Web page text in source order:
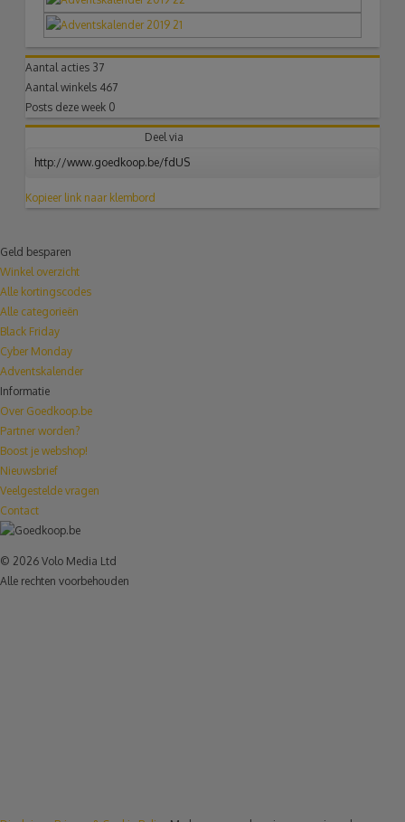
Aantal acties 37
Aantal winkels 467
Posts deze week 0
Deel via
Kopieer link naar klembord
Geld besparen
Winkel overzicht
Alle kortingscodes
Alle categorieën
Black Friday
Cyber Monday
Adventskalender
Informatie
Over Goedkoop.be
Partner worden?
Boost je webshop!
Nieuwsbrief
Veelgestelde vragen
Contact
© 2026 Volo Media Ltd
Alle rechten voorbehouden